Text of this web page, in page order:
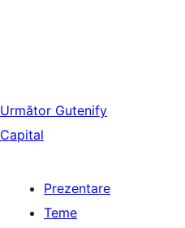
Următor Gutenify
Capital
Prezentare
Teme